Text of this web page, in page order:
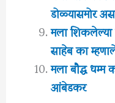
डोळ्यासमोर
मला
साहेब का
मला बौद्ध धम्म
आंबेडकर